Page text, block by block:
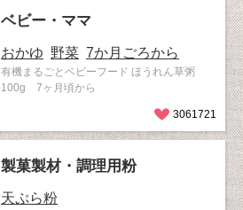
ベビー・ママ
おかゆ 野菜 7か月ごろから
有機まるごとベビーフード ほうれん草粥
100g 7ヶ月頃から
3061721
製菓製材・調理用粉
天ぷら粉